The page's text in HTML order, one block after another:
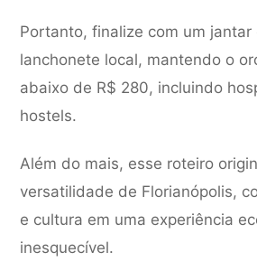
Portanto, finalize com um jantar
lanchonete local, mantendo o
abaixo de R$ 280, incluindo
hostels.
Além do mais, esse roteiro
versatilidade de Florianópolis,
e cultura em uma experiência
inesquecível.